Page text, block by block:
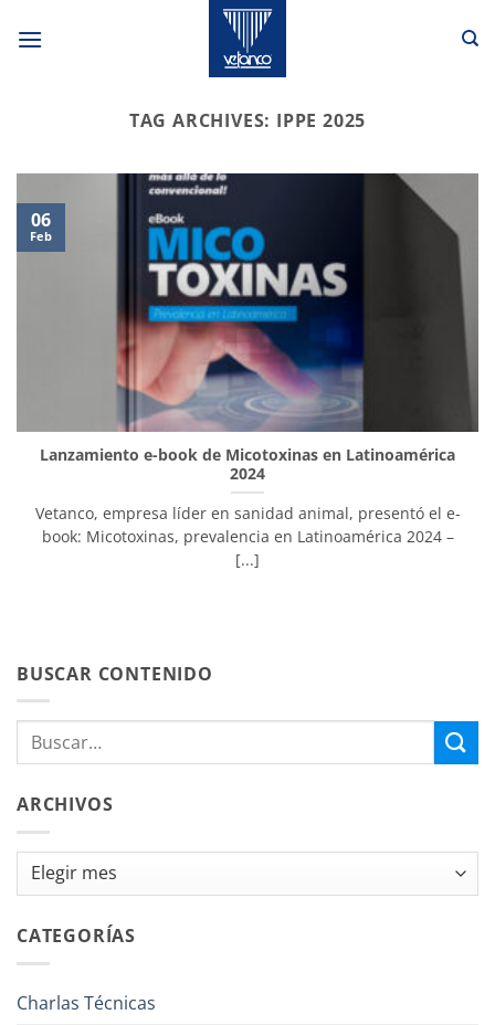
TAG ARCHIVES: IPPE 2025
Lanzamiento e-book de Micotoxinas en Latinoamérica
2024
Vetanco, empresa líder en sanidad animal, presentó el e-
book: Micotoxinas, prevalencia en Latinoamérica 2024 –
[...]
06
Feb
BUSCAR CONTENIDO
ARCHIVOS
Archivos
CATEGORÍAS
Charlas Técnicas